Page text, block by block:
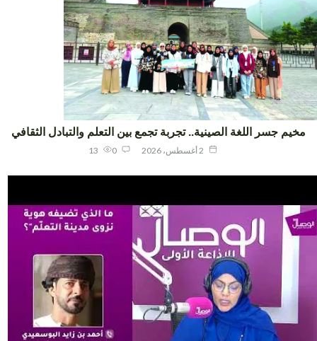
جسر اللغة الصينية.. تجربة تجمع بين التعلم والتبادل الثقافي
13